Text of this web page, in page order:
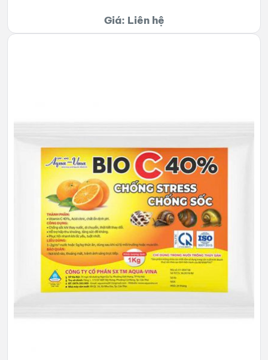
Giá: Liên hệ